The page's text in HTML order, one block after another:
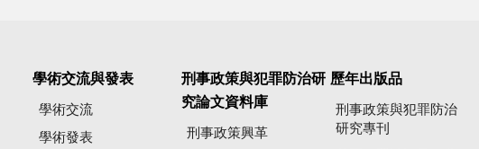
學術交流與發表
學術交流
學術發表
刑事政策與犯罪防治研
究論文資料庫
刑事政策興革
歷年出版品
刑事政策與犯罪防治
研究專刊